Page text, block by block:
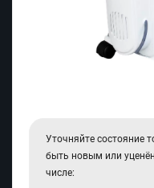
Уточняйте состояние
быть новым или
числе: